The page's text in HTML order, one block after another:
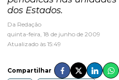
dos Estados.
Da Redação
quinta-feira, 18 de junho de 2009
Atualizado às 15:49
Compartilhar